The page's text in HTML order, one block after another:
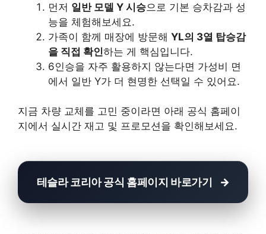
먼저 일반 모델 Y 시승으로 기본 승차감과 성
능을 체험해보세요.
가족이 함께 매장에 방문해 YL의 3열 탑승감
을 직접 확인하는 게 핵심입니다.
6인승을 자주 활용하지 않는다면 가성비 면
에서 일반 Y가 더 현명한 선택일 수 있어요.
지금 차량 교체를 고민 중이라면 아래 공식 홈페이
지에서 실시간 재고 및 프로모션을 확인해보세요.
테슬라 코리아 공식 홈페이지 바로가기